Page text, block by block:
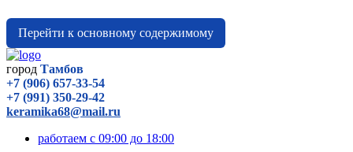
Перейти к основному содержимому
город Тамбов
+7 (906) 657-33-54
+7 (991) 350-29-42
keramika68@mail.ru
работаем с 09:00 до 18:00